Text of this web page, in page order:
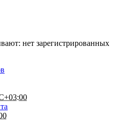
нет зарегистрированных